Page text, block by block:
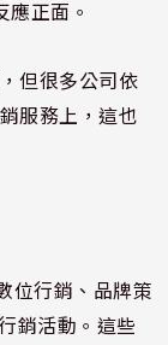
正面。
但很多公司依
服務上，這也
位行銷、品牌策
銷活動。這些